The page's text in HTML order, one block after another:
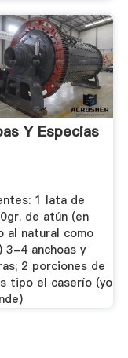
Y Especias
1 lata de
de atún (en
al natural como
3-4 anchoas y
2 porciones de
tipo el caserío (yo